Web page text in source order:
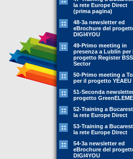
la rete Europe Direct
(prima pagina)
48-3a newsletter ed
eBrochure del
DIGI4YOU
49-Primo meeting in
presenza a Lublin per
progetto Register BSS
Sector
50-Primo meeting a
per il progetto YEAEU
51-Seconda
progetto
52-Training a
la rete Europe Direct
53-Training a
la rete Europe Direct
54-3a newsletter ed
eBrochure del
DIGI4YOU